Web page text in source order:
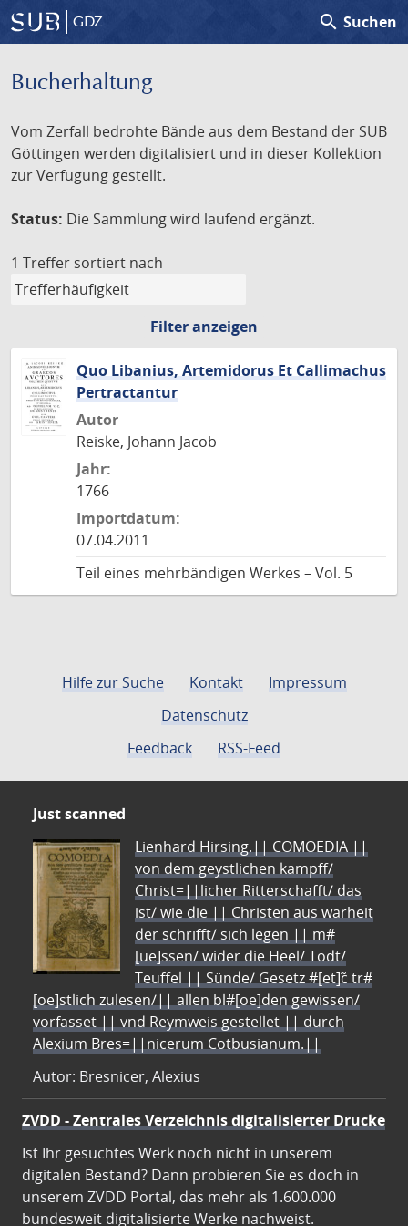
GDZ search Suchen
Bucherhaltung
Vom Zerfall bedrohte Bände aus dem Bestand der SUB
Göttingen werden digitalisiert und in dieser Kollektion
zur Verfügung gestellt.
Status: Die Sammlung wird laufend ergänzt.
1 Treffer sortiert nach
Filter anzeigen
Quo Libanius, Artemidorus Et Callimachus
Pertractantur
Autor
Reiske, Johann Jacob
Jahr:
1766
Importdatum:
07.04.2011
Teil eines mehrbändigen Werkes – Vol. 5
Hilfe zur Suche Kontakt
Impressum
Datenschutz
Feedback
RSS-Feed
Just scanned
Lienhard Hirsing.|| COMOEDIA ||
von dem geystlichen kampff/
Christ=||licher Ritterschafft/ das
ist/ wie die || Christen aus warheit
der schrifft/ sich legen || m#
[ue]ssen/ wider die Heel/ Todt/
Teuffel || Sünde/ Gesetz #[et]c̃ tr#
[oe]stlich zulesen/|| allen bl#[oe]den gewissen/
vorfasset || vnd Reymweis gestellet || durch
Alexium Bres=||nicerum Cotbusianum.||
Autor: Bresnicer, Alexius
ZVDD - Zentrales Verzeichnis digitalisierter Drucke
Ist Ihr gesuchtes Werk noch nicht in unserem
digitalen Bestand? Dann probieren Sie es doch in
unserem ZVDD Portal, das mehr als 1.600.000
bundesweit digitalisierte Werke nachweist.